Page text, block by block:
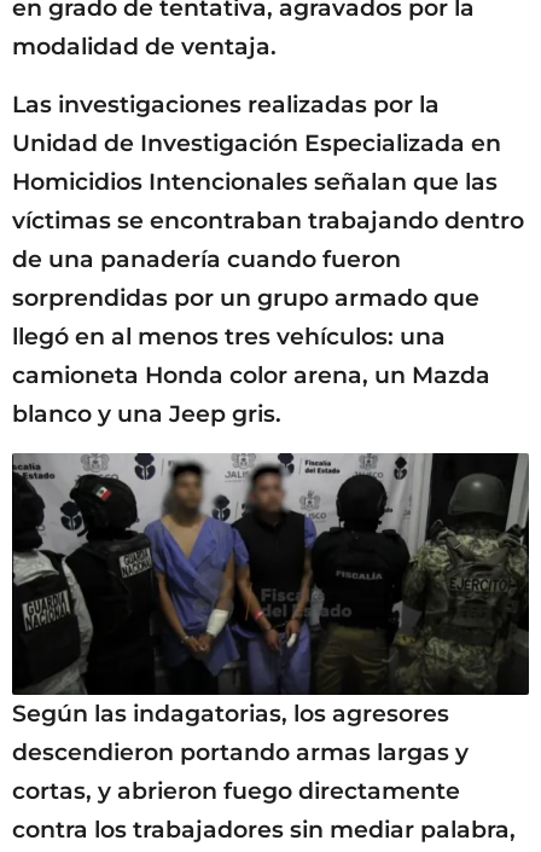
en grado de tentativa, agravados por la
modalidad de ventaja.
Las investigaciones realizadas por la
Unidad de Investigación Especializada en
Homicidios Intencionales señalan que las
víctimas se encontraban trabajando dentro
de una panadería cuando fueron
sorprendidas por un grupo armado que
llegó en al menos tres vehículos: una
camioneta Honda color arena, un Mazda
blanco y una Jeep gris.
Según las indagatorias, los agresores
descendieron portando armas largas y
cortas, y abrieron fuego directamente
contra los trabajadores sin mediar palabra,